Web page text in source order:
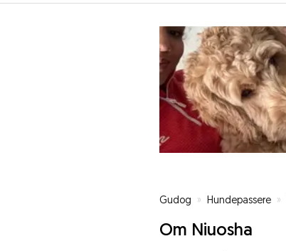
Gudog » Hundepassere »
Om Niuosha